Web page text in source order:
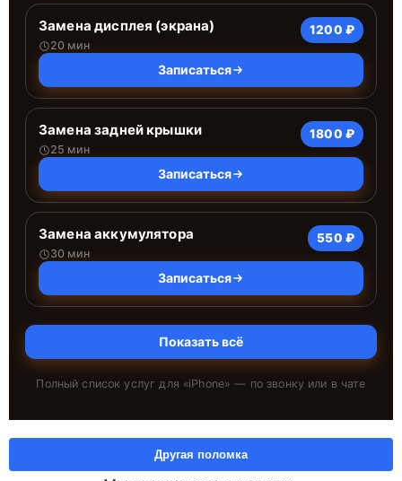
Замена дисплея (экрана)
20 мин
1200 ₽
Записаться
Замена задней крышки
25 мин
1800 ₽
Записаться
Замена аккумулятора
30 мин
550 ₽
Записаться
Показать всё
Полный список услуг для «iPhone» — по звонку или в чате
Другая поломка